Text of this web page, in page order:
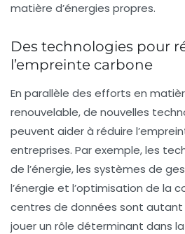
matière d’énergies propres.
Des technologies pour
l’empreinte carbone
En parallèle des efforts en
renouvelable, de nouvelles
peuvent aider à réduire
entreprises. Par exemple, les
de l’énergie, les systèmes de
l’énergie et l’optimisation de la
centres de données sont autant
jouer un rôle déterminant dans